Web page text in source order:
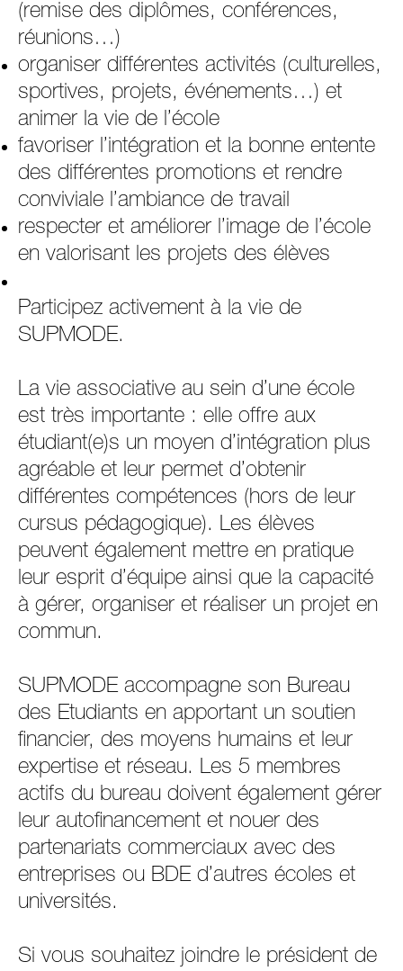
(remise des diplômes, conférences,
réunions…)
organiser différentes activités (culturelles,
sportives, projets, événements…) et
animer la vie de l’école
favoriser l’intégration et la bonne entente
des différentes promotions et rendre
conviviale l’ambiance de travail
respecter et améliorer l’image de l’école
en valorisant les projets des élèves
Participez activement à la vie de
SUPMODE.
La vie associative au sein d’une école
est très importante : elle offre aux
étudiant(e)s un moyen d’intégration plus
agréable et leur permet d’obtenir
différentes compétences (hors de leur
cursus pédagogique). Les élèves
peuvent également mettre en pratique
leur esprit d’équipe ainsi que la capacité
à gérer, organiser et réaliser un projet en
commun.
SUPMODE accompagne son Bureau
des Etudiants en apportant un soutien
financier, des moyens humains et leur
expertise et réseau. Les 5 membres
actifs du bureau doivent également gérer
leur autofinancement et nouer des
partenariats commerciaux avec des
entreprises ou BDE d’autres écoles et
universités.
Si vous souhaitez joindre le président de